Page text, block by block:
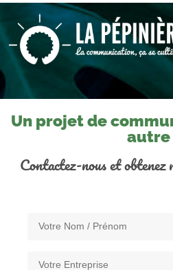
CONTACT
Un projet de
autre
Contactez-nous et